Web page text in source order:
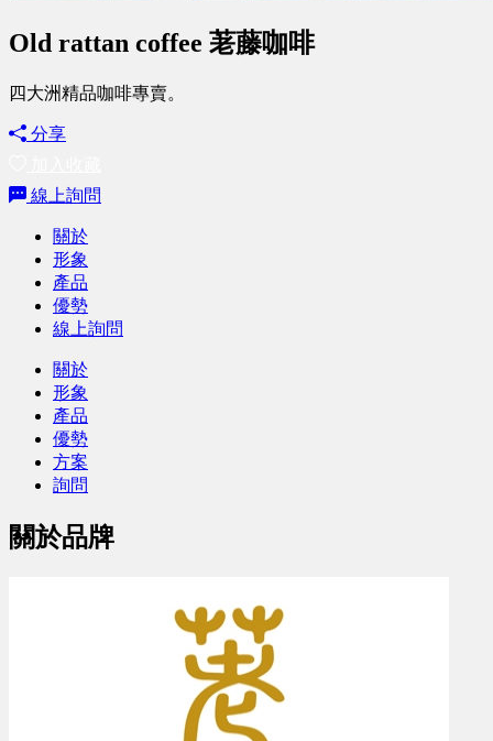
Old rattan coffee 荖藤咖啡
四大洲精品咖啡專賣。
分享
線上詢問
關於
形象
產品
優勢
線上詢問
關於
形象
產品
優勢
方案
詢問
關於品牌